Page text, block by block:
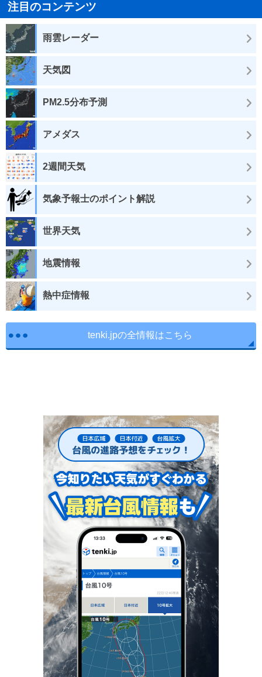
注目のコンテンツ
雨雲レーダー
天気図
PM2.5分布予測
アメダス
2週間天気
気象予報士のポイント解説
世界天気
地震情報
熱中症情報
tenki.jpの全情報はこちら